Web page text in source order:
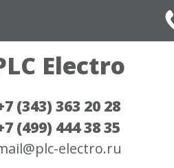
Electro
(343) 363 20 28
(499) 444 38 35
electro.ru